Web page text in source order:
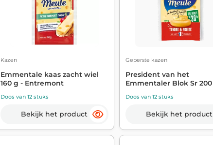
Kazen
Emmentale kaas zacht wiel
160 g - Entremont
Doos van 12 stuks
Bekijk het product
Geperste kazen
President van het
Emmentaler Blok Sr 200
Doos van 12 stuks
Bekijk het product